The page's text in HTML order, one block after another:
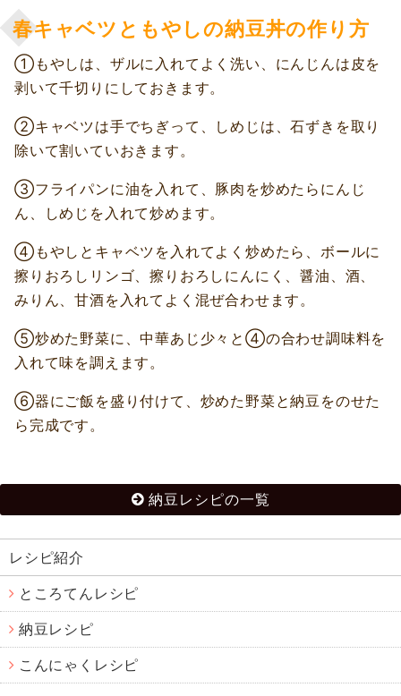
春キャベツともやしの納豆丼の作り方
①もやしは、ザルに入れてよく洗い、にんじんは皮を
剥いて千切りにしておきます。
②キャベツは手でちぎって、しめじは、石ずきを取り
除いて割いていおきます。
③フライパンに油を入れて、豚肉を炒めたらにんじ
ん、しめじを入れて炒めます。
④もやしとキャベツを入れてよく炒めたら、ボールに
擦りおろしリンゴ、擦りおろしにんにく、醤油、酒、
みりん、甘酒を入れてよく混ぜ合わせます。
⑤炒めた野菜に、中華あじ少々と④の合わせ調味料を
入れて味を調えます。
⑥器にご飯を盛り付けて、炒めた野菜と納豆をのせた
ら完成です。
納豆レシピの一覧
レシピ紹介
ところてんレシピ
納豆レシピ
こんにゃくレシピ